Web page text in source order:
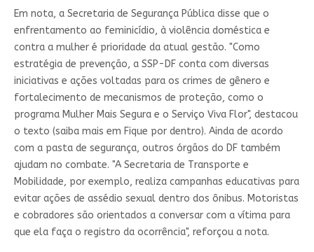
Em nota, a Secretaria de Segurança Pública disse que o
enfrentamento ao feminicídio, à violência doméstica e
contra a mulher é prioridade da atual gestão. "Como
estratégia de prevenção, a SSP-DF conta com diversas
iniciativas e ações voltadas para os crimes de gênero e
fortalecimento de mecanismos de proteção, como o
programa Mulher Mais Segura e o Serviço Viva Flor", destacou
o texto (saiba mais em Fique por dentro). Ainda de acordo
com a pasta de segurança, outros órgãos do DF também
ajudam no combate. "A Secretaria de Transporte e
Mobilidade, por exemplo, realiza campanhas educativas para
evitar ações de assédio sexual dentro dos ônibus. Motoristas
e cobradores são orientados a conversar com a vítima para
que ela faça o registro da ocorrência", reforçou a nota.